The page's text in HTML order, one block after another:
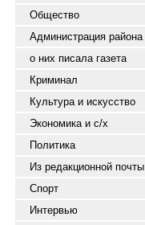
Общество
Администрация района
о них писала газета
Криминал
Культура и искусство
Экономика и с/х
Политика
Из редакционной почты
Спорт
Интервью